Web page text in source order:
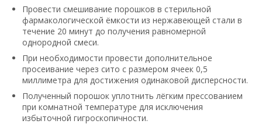
Провести смешивание порошков в стерильной
фармакологической ёмкости из нержавеющей стали в
течение 20 минут до получения равномерной
однородной смеси.
При необходимости провести дополнительное
просеивание через сито с размером ячеек 0,5
миллиметра для достижения одинаковой дисперсности.
Полученный порошок уплотнить лёгким прессованием
при комнатной температуре для исключения
избыточной гигроскопичности.